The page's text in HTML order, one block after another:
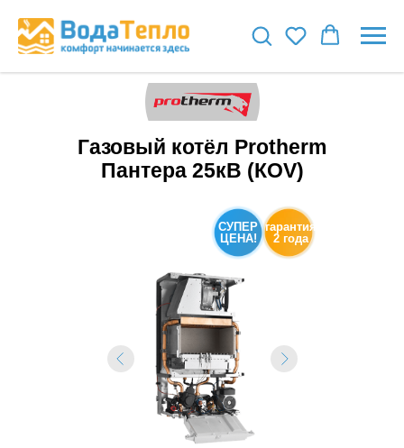
Газовый котёл Protherm
Пантера 25кВ (КOV)
СУПЕР
ЦЕНА!
гарантия
2 года